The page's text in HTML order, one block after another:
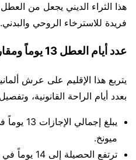
هذا الثراء الديني يجعل من
فريدة للاسترخاء الروحي والبدني.
عدد أيام العطل 13 يوماً ومقارنتها بالولايات الأخرى
يتربع هذا الإقليم على عرش
بعدد أيام الراحة القانونية،
يبلغ
ميونخ.
ترتفع